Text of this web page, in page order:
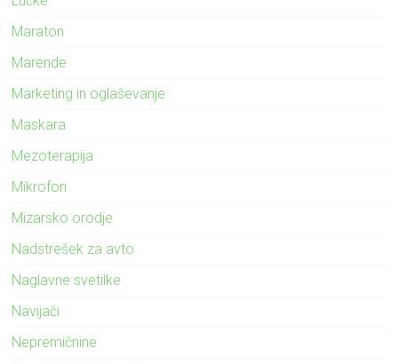
Maraton
Marende
Marketing in oglaševanje
Maskara
Mezoterapija
Mikrofon
Mizarsko orodje
Nadstrešek za avto
Naglavne svetilke
Navijači
Nepremičnine